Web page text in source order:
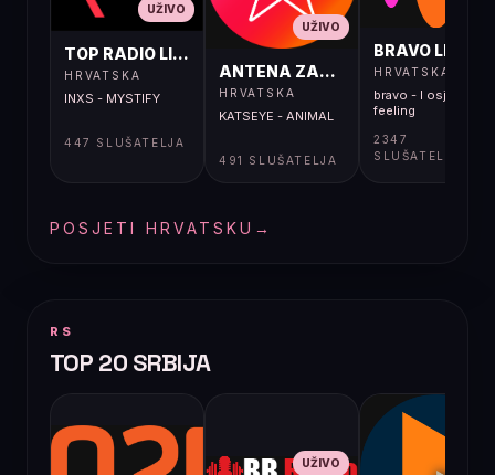
UŽIVO
TOP RADIO LIVE
HRVATSKA
INXS - MYSTIFY
447 SLUŠATELJA
UŽIVO
ANTENA ZAGREB LIVE
HRVATSKA
KATSEYE - ANIMAL
491 SLUŠATELJA
BRAVO LIVE
HRVATSKA
bravo - I osjećaj i
feeling
2347
SLUŠATELJA
POSJETI HRVATSKU →
RS
TOP 20 SRBIJA
UŽIVO